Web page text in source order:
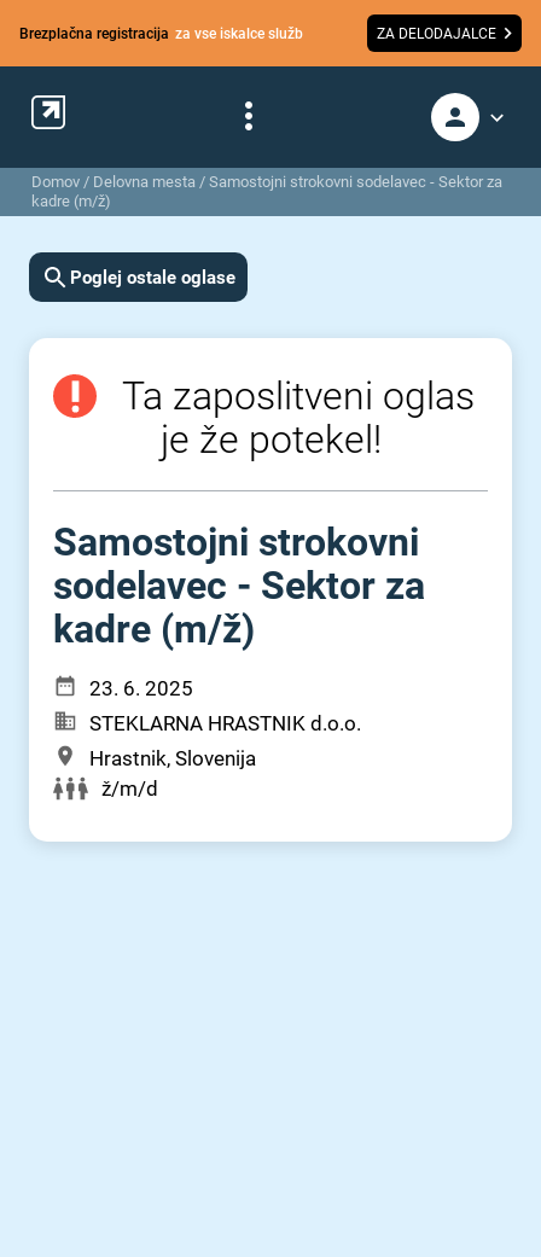
Brezplačna registracija za vse iskalce služb ZA DELODAJALCE
Domov / Delovna mesta / Samostojni strokovni sodelavec - Sektor za
kadre (m/ž)
Poglej ostale oglase
Ta zaposlitveni oglas
je že potekel!
Samostojni strokovni
sodelavec - Sektor za
kadre (m⁠/⁠ž)
23. 6. 2025
STEKLARNA HRASTNIK d.o.o.
Hrastnik, Slovenija
ž/m/d